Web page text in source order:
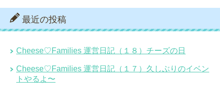
最近の投稿
Cheese♡Families 運営日記（１８）チーズの日
Cheese♡Families 運営日記（１７）久しぶりのイベン
トやるよ〜